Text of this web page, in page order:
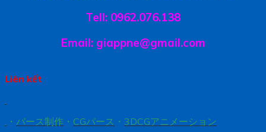
Tell: 0962.076.138
Email: giappne@gmail.com
Liên kết
・ パース制作 ・ CGパース ・ 3DCGアニメーション